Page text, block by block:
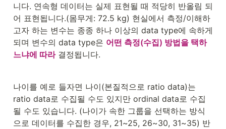
니다. 연속형 데이터는 실제 표현될 때 적당히 반올림 되
어 표현됩니다.(몸무게: 72.5 kg) 현실에서 측정/이해하
고자 하는 변수는 종종 하나 이상의 data type에 속하게
되며 변수의 data type은 어떤 측정(수집) 방법을 택하
느냐에 따라 결정됩니다.
나이를 예로 들자면 나이(본질적으로 ratio data)는
ratio data로 수집될 수도 있지만 ordinal data로 수집
될 수도 있습니다. (나이가 속한 그룹을 선택하는 방식
으로 데이터를 수집한 경우, 21~25, 26~30, 31~35) 반